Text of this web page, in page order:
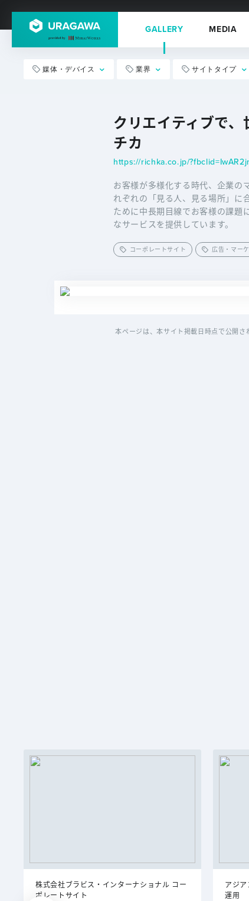
GALLERY MEDIA
媒体・デバイス 業界 サイトタイプ
クリエイティブで
チカ
お客様が多様化する時代、企業の
れぞれの「見る人、見る場所」に
ために中長期目線でお客様の課題
なサービスを提供しています。
コーポレートサイト 広告・マー
本ページは、本サイト掲載日時点で公開
株式会社ブラビス・インターナショナル コー
ポレートサイト
アジ
運用